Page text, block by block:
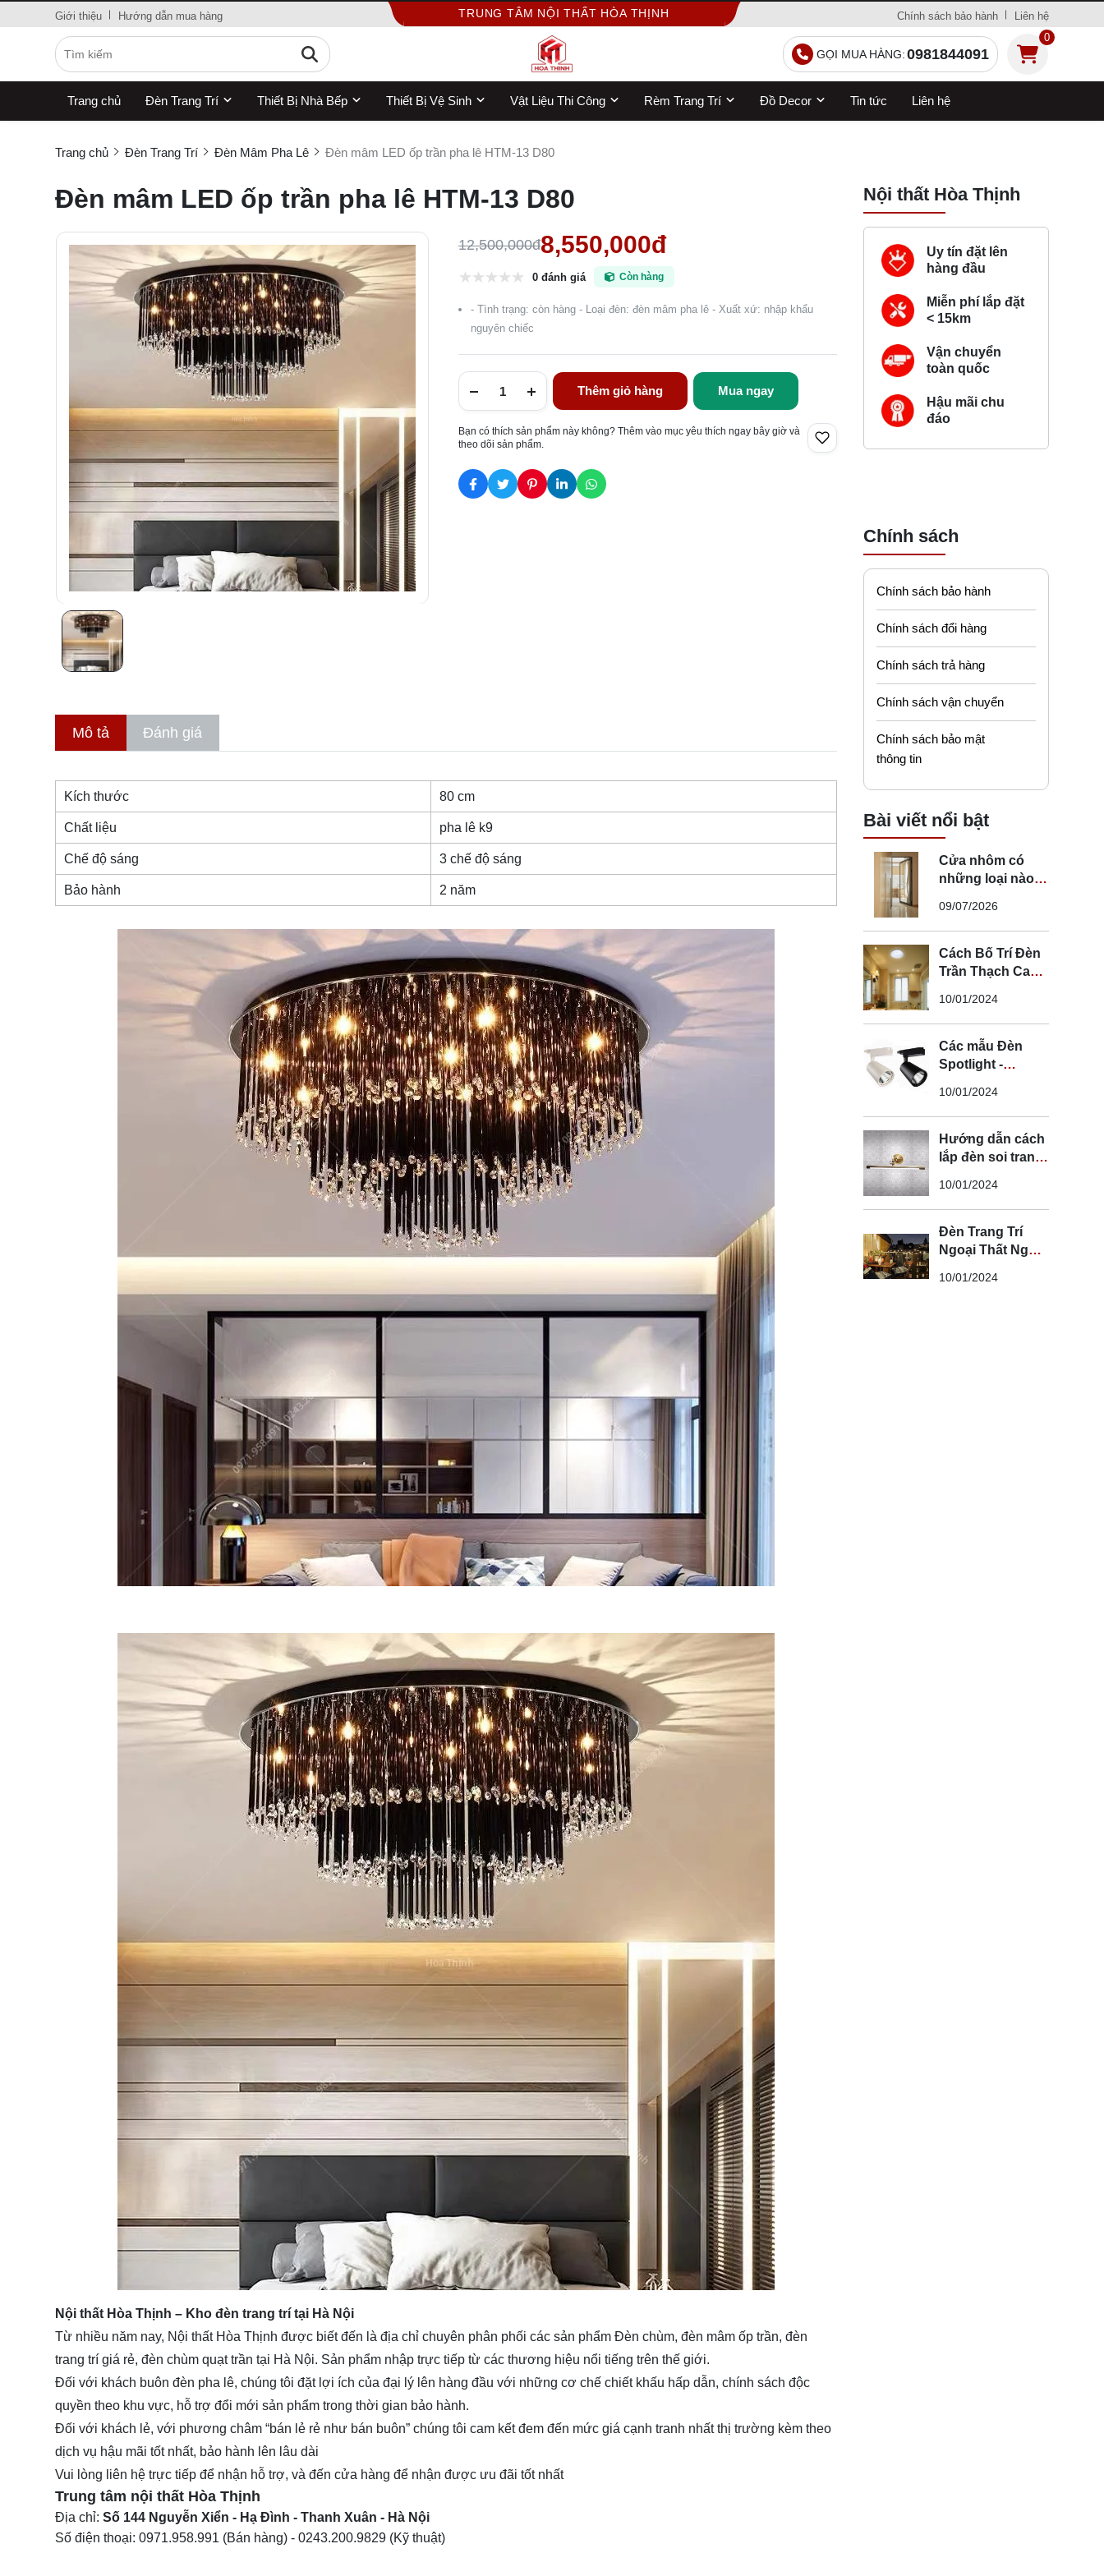
Giới thiệu Hướng dẫn mua hàng TRUNG TÂM NỘI THẤT HÒA THỊNH Chính sách bảo hành Liên hệ
GỌI MUA HÀNG:0981844091
0
Trang chủ Đèn Trang Trí Thiết Bị Nhà Bếp Thiết Bị Vệ Sinh Vật Liệu Thi Công Rèm Trang Trí Đồ Decor Tin tức Liên hệ
Trang chủ Đèn Trang Trí Đèn Mâm Pha Lê Đèn mâm LED ốp trần pha lê HTM-13 D80
Đèn mâm LED ốp trần pha lê HTM-13 D80
12,500,000đ8,550,000đ
0 đánh giá Còn hàng
- Tình trạng: còn hàng - Loại đèn: đèn mâm pha lê - Xuất xứ: nhập khẩu
nguyên chiếc
Thêm giỏ hàng Mua ngay
Bạn có thích sản phẩm này không? Thêm vào mục yêu thích ngay bây giờ và
theo dõi sản phẩm.
Mô tả Đánh giá
Kích thước 80 cm
Chất liệu pha lê k9
Chế độ sáng 3 chế độ sáng
Bảo hành 2 năm
Nội thất Hòa Thịnh – Kho đèn trang trí tại Hà Nội
Từ nhiều năm nay, Nội thất Hòa Thịnh được biết đến là địa chỉ chuyên phân phối các sản phẩm Đèn chùm, đèn mâm ốp trần, đèn
trang trí giá rẻ, đèn chùm quạt trần tại Hà Nội. Sản phẩm nhập trực tiếp từ các thương hiệu nổi tiếng trên thế giới.
Đối với khách buôn đèn pha lê, chúng tôi đặt lợi ích của đại lý lên hàng đầu với những cơ chế chiết khấu hấp dẫn, chính sách độc
quyền theo khu vực, hỗ trợ đổi mới sản phẩm trong thời gian bảo hành.
Đối với khách lẻ, với phương châm “bán lẻ rẻ như bán buôn” chúng tôi cam kết đem đến mức giá cạnh tranh nhất thị trường kèm theo
dịch vụ hậu mãi tốt nhất, bảo hành lên lâu dài
Vui lòng liên hệ trực tiếp để nhận hỗ trợ, và đến cửa hàng để nhận được ưu đãi tốt nhất
Trung tâm nội thất Hòa Thịnh
Địa chỉ: Số 144 Nguyễn Xiển - Hạ Đình - Thanh Xuân - Hà Nội
Số điện thoại: 0971.958.991 (Bán hàng) - 0243.200.9829 (Kỹ thuật)
Nội thất Hòa Thịnh
Uy tín đặt lên
hàng đầu
Miễn phí lắp đặt
< 15km
Vận chuyển
toàn quốc
Hậu mãi chu
đáo
Chính sách
Chính sách bảo hành
Chính sách đổi hàng
Chính sách trả hàng
Chính sách vận chuyển
Chính sách bảo mật
thông tin
Bài viết nổi bật
Cửa nhôm có
những loại nào?
nhôm phù hợp
09/07/2026
Cách Bố Trí Đèn
Trần Thạch Cao
Lắp Đèn Trần
Thạch Cao
10/01/2024
Các mẫu Đèn
Spotlight -
- Spotlight rọi ray
10/01/2024
Hướng dẫn cách
lắp đèn soi tranh
an toàn
10/01/2024
Đèn Trang Trí
Ngoại Thất Ngoài
Thất Trang Trí
10/01/2024